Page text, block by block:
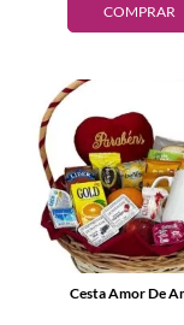
COMPRAR
Cesta Amor De